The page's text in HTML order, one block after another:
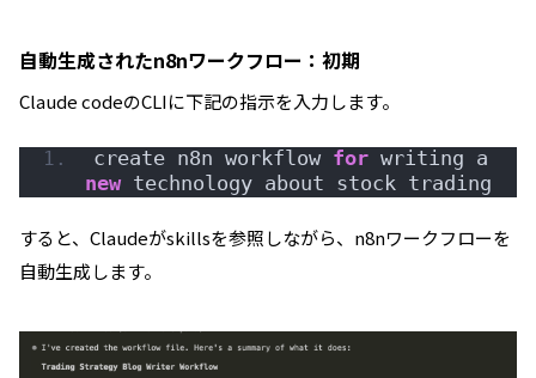
自動生成されたn8nワークフロー：初期
Claude codeのCLIに下記の指示を入力します。
create n8n workflow for
new
すると、Claudeがskillsを参照しながら、n8nワークフローを
自動生成します。